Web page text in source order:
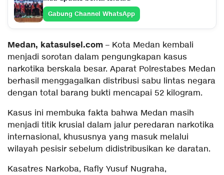
Gabung Channel WhatsApp
Medan, katasulsel.com – Kota Medan kembali
menjadi sorotan dalam pengungkapan kasus
narkotika berskala besar. Aparat Polrestabes Medan
berhasil menggagalkan distribusi sabu lintas negara
dengan total barang bukti mencapai 52 kilogram.
Kasus ini membuka fakta bahwa Medan masih
menjadi titik krusial dalam jalur peredaran narkotika
internasional, khususnya yang masuk melalui
wilayah pesisir sebelum didistribusikan ke daratan.
Kasatres Narkoba, Rafly Yusuf Nugraha,